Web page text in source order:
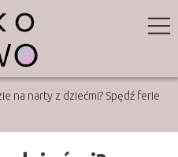
na narty z dziećmi? Spędź ferie